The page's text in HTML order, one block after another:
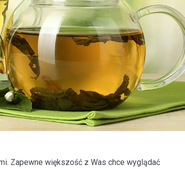
Zapewne większość z Was chce wyglądać